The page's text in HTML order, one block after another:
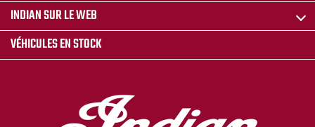
INDIAN SUR LE WEB
VÉHICULES EN STOCK